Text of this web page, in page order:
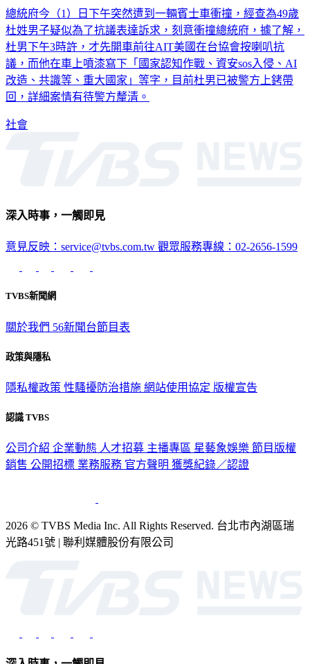
總統府今（1）日下午突然遭到一輛賓士車衝撞，經查為49歲
杜姓男子疑似為了抗議表達訴求，刻意衝撞總統府，據了解，
杜男下午3時許，才先開車前往AIT美國在台協會按喇叭抗
議，而他在車上噴漆寫下「國家認知作戰、資安sos入侵、AI
改造、共識等、重大國家」等字，目前杜男已被警方上銬帶
回，詳細案情有待警方釐清。
社會
深入時事，一觸即見
意見反映：service@tvbs.com.tw 觀眾服務專線：02-2656-1599
TVBS新聞網
關於我們 56新聞台節目表
政策與隱私
隱私權政策 性騷擾防治措施 網站使用協定 版權宣告
認識 TVBS
公司介紹 企業動態 人才招募 主播專區 星藝象娛樂 節目版權
銷售 公開招標 業務服務 官方聲明 獲獎紀錄／認證
2026 © TVBS Media Inc. All Rights Reserved. 台北市內湖區瑞
光路451號 | 聯利媒體股份有限公司